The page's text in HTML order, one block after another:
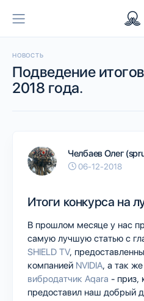
НОВОСТЬ
Подведение
2018 года.
Челбаев Олег
06-12-2018
Итоги конкурса на
В прошлом месяце у нас
самую лучшую статью с
SHIELD TV,
компанией NVIDIA, а так
вибродатчик Aqara - приз,
предоставил наш добрый